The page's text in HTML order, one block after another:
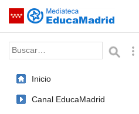
Saltar navegación
Palabra o frase:
Inicio
Canal EducaMadrid